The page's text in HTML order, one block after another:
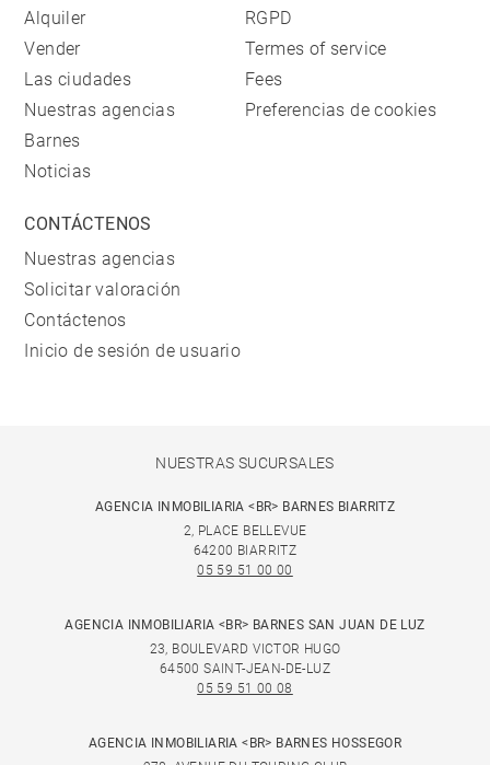
Alquiler
Vender
Las ciudades
Nuestras agencias
Barnes
Noticias
RGPD
Termes of service
Fees
Preferencias de cookies
CONTÁCTENOS
Nuestras agencias
Solicitar valoración
Contáctenos
Inicio de sesión de usuario
NUESTRAS SUCURSALES
AGENCIA INMOBILIARIA <BR> BARNES BIARRITZ
2, PLACE BELLEVUE
64200 BIARRITZ
05 59 51 00 00
AGENCIA INMOBILIARIA <BR> BARNES SAN JUAN DE LUZ
23, BOULEVARD VICTOR HUGO
64500 SAINT-JEAN-DE-LUZ
05 59 51 00 08
AGENCIA INMOBILIARIA <BR> BARNES HOSSEGOR